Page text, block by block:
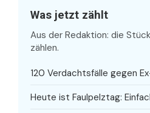
Was jetzt zählt
Aus der Redaktion: die
zählen.
120 Verdachtsfälle gegen
Heute ist Faulpelztag: